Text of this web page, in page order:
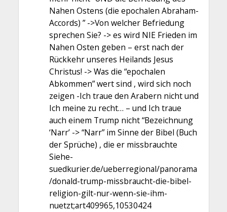
Nahen Ostens (die epochalen Abraham-
Accords) ” ->Von welcher Befriedung
sprechen Sie? -> es wird NIE Frieden im
Nahen Osten geben – erst nach der
Rückkehr unseres Heilands Jesus
Christus! -> Was die “epochalen
Abkommen” wert sind , wird sich noch
zeigen -Ich traue den Arabern nicht und
Ich meine zu recht… – und Ich traue
auch einem Trump nicht “Bezeichnung
‘Narr’ -> “Narr” im Sinne der Bibel (Buch
der Sprüche) , die er missbrauchte
Siehe-
suedkurier.de/ueberregional/panorama
/donald-trump-missbraucht-die-bibel-
religion-gilt-nur-wenn-sie-ihm-
nuetzt;art409965,10530424